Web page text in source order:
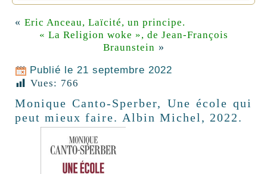
« Eric Anceau, Laïcité, un principe.
« La Religion woke », de Jean-François
Braunstein »
Publié le 21 septembre 2022
Vues: 766
Monique Canto-Sperber, Une école qui
peut mieux faire. Albin Michel, 2022.